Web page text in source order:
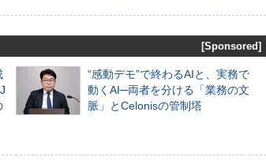
[Sponsored]
“感動デモ”で終わるAIと、実務で
動くAI─両者を分ける「業務の文
脈」とCelonisの管制塔